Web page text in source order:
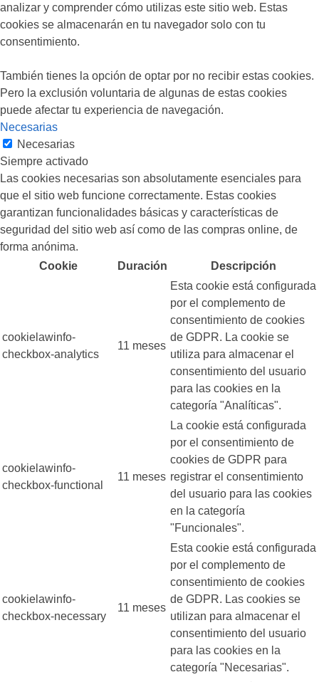
analizar y comprender cómo utilizas este sitio web. Estas
cookies se almacenarán en tu navegador solo con tu
consentimiento.
También tienes la opción de optar por no recibir estas cookies.
Pero la exclusión voluntaria de algunas de estas cookies
puede afectar tu experiencia de navegación.
Necesarias
Necesarias
Siempre activado
Las cookies necesarias son absolutamente esenciales para
que el sitio web funcione correctamente. Estas cookies
garantizan funcionalidades básicas y características de
seguridad del sitio web así como de las compras online, de
forma anónima.
Cookie
Duración Descripción
cookielawinfo-
checkbox-analytics
11 meses
Esta cookie está configurada
por el complemento de
consentimiento de cookies
de GDPR. La cookie se
utiliza para almacenar el
consentimiento del usuario
para las cookies en la
categoría "Analíticas".
cookielawinfo-
checkbox-functional
11 meses
La cookie está configurada
por el consentimiento de
cookies de GDPR para
registrar el consentimiento
del usuario para las cookies
en la categoría
"Funcionales".
cookielawinfo-
checkbox-necessary
11 meses
Esta cookie está configurada
por el complemento de
consentimiento de cookies
de GDPR. Las cookies se
utilizan para almacenar el
consentimiento del usuario
para las cookies en la
categoría "Necesarias".